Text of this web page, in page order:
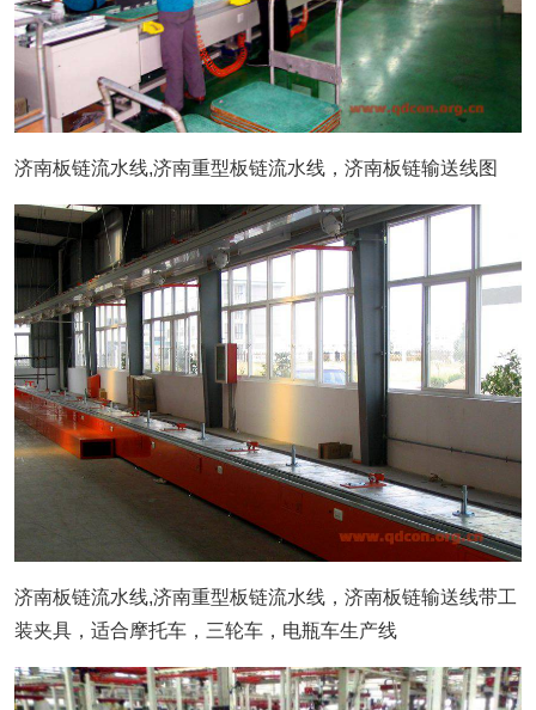
济南板链流水线,济南重型板链流水线，济南板链输送线图
济南板链流水线,济南重型板链流水线，济南板链输送线带工
装夹具，适合摩托车，三轮车，电瓶车生产线